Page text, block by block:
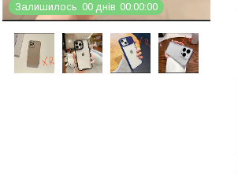
Залишилось 00 днів 00 00 00